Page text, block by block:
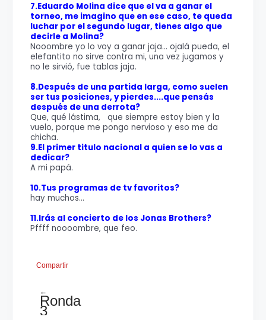
7.Eduardo Molina dice que el va a ganar el
torneo, me imagino que en ese caso, te queda
luchar por el segundo lugar, tienes algo que
decirle a Molina?
Nooombre yo lo voy a ganar jaja... ojalá pueda, el
elefantito no sirve contra mi, una vez jugamos y
no le sirvió, fue tablas jaja.
8.Después de una partida larga, como suelen
ser tus posiciones, y pierdes....que pensás
después de una derrota?
Que, qué lástima, que siempre estoy bien y la
vuelo, porque me pongo nervioso y eso me da
chicha.
9.El primer titulo nacional a quien se lo vas a
dedicar?
A mi papá.
10.Tus programas de tv favoritos?
hay muchos...
11.Irás al concierto de los Jonas Brothers?
Pffff noooombre, que feo.
Compartir
←
Ronda
3